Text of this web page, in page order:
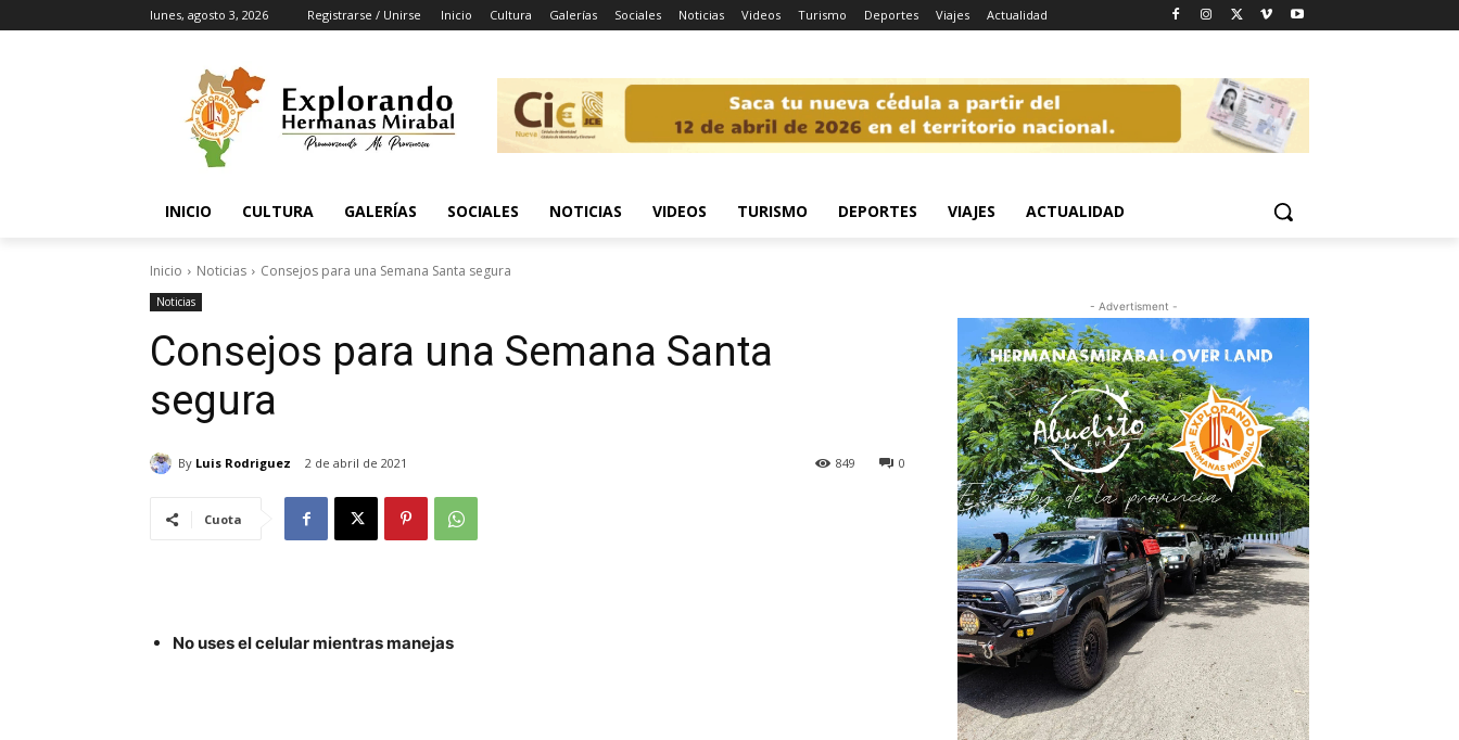
lunes, agosto 3, 2026 Registrarse / Unirse Inicio Cultura Galerías Sociales Noticias Videos Turismo Deportes Viajes Actualidad
INICIO CULTURA GALERÍAS SOCIALES NOTICIAS VIDEOS TURISMO DEPORTES VIAJES ACTUALIDAD
Inicio Noticias Consejos para una Semana Santa segura
Noticias
Consejos para una Semana Santa
segura
By Luis Rodriguez 2 de abril de 2021 0
849
Cuota
No uses el celular mientras manejas
- Advertisment -